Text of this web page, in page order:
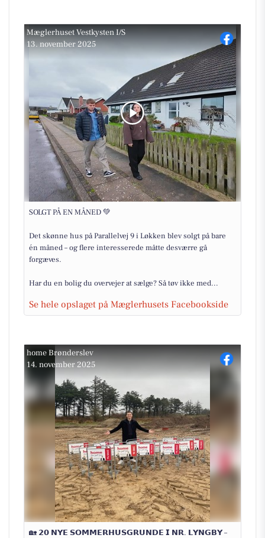
Mæglerhuset Vestkysten I/S
13. november 2025
SOLGT PÅ EN MÅNED 💚
Det skønne hus på Parallelvej 9 i Løkken blev solgt på bare
én måned – og flere interesserede måtte desværre gå
forgæves.
Har du en bolig du overvejer at sælge? Så tøv ikke med...
Se hele opslaget på Mæglerhusets Facebookside
home Brønderslev
14. november 2025
🏡 𝟮𝟬 𝗡𝗬𝗘 𝗦𝗢𝗠𝗠𝗘𝗥𝗛𝗨𝗦𝗚𝗥𝗨𝗡𝗗𝗘 𝗜 𝗡𝗥. 𝗟𝗬𝗡𝗚𝗕𝗬 –